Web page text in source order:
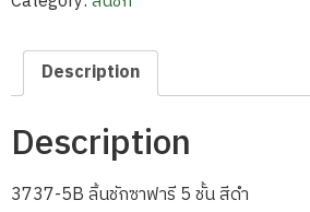
Description
Description
3737-5B ลิ้นชักซาฟารี 5 ชั้น สีดำ